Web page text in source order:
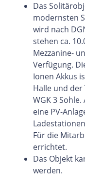
Das
modernsten
wird nach
stehen ca.
Mezzanine-
Verfügung.
Ionen Akkus
Halle und
WGK 3
eine PV-
Für die
errichtet.
Das Objekt
werden.